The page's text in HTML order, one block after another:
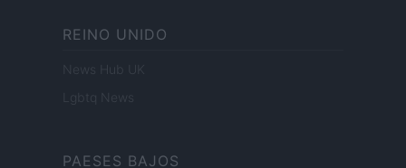
REINO UNIDO
News Hub UK
Lgbtq News
PAESES BAJOS